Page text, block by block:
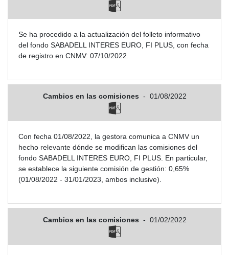
Se ha procedido a la actualización del folleto informativo
del fondo SABADELL INTERES EURO, FI PLUS, con fecha
de registro en CNMV: 07/10/2022.
Cambios en las comisiones - 01/08/2022
Con fecha 01/08/2022, la gestora comunica a CNMV un
hecho relevante dónde se modifican las comisiones del
fondo SABADELL INTERES EURO, FI PLUS. En particular,
se establece la siguiente comisión de gestión: 0,65%
(01/08/2022 - 31/01/2023, ambos inclusive).
Cambios en las comisiones - 01/02/2022